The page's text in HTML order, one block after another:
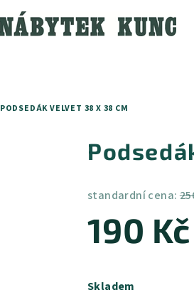
PODSEDÁK VELVET 38 X 38 CM
standardní cena:
190 Kč
cena:
Skladem